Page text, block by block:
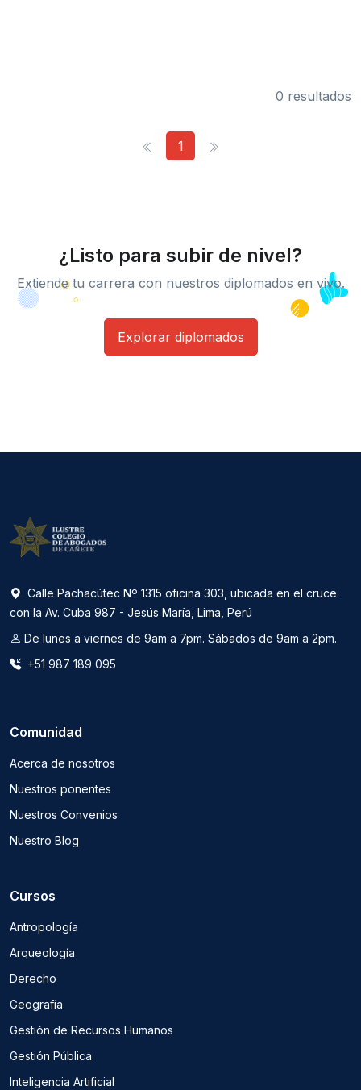
0 resultados
1
¿Listo para subir de nivel?
Extiende tu carrera con nuestros diplomados en vivo.
Explorar diplomados
Calle Pachacútec Nº 1315 oficina 303, ubicada en el cruce
con la Av. Cuba 987 - Jesús María, Lima, Perú
De lunes a viernes de 9am a 7pm. Sábados de 9am a 2pm.
+51 987 189 095
Comunidad
Acerca de nosotros
Nuestros ponentes
Nuestros Convenios
Nuestro Blog
Cursos
Antropología
Arqueología
Derecho
Geografía
Gestión de Recursos Humanos
Gestión Pública
Inteligencia Artificial